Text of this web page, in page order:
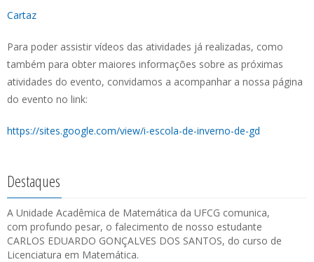
Cartaz
Para poder assistir vídeos das atividades já realizadas, como
também para obter maiores informações sobre as próximas
atividades do evento, convidamos a acompanhar a nossa página
do evento no link:
https://sites.google.com/view/i-escola-de-inverno-de-gd
Destaques
A Unidade Acadêmica de Matemática da UFCG comunica,
com profundo pesar, o falecimento de nosso estudante
CARLOS EDUARDO GONÇALVES DOS SANTOS, do curso de
Licenciatura em Matemática.